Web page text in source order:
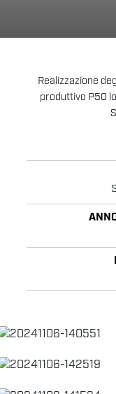
Realizzazione
produttivo P50